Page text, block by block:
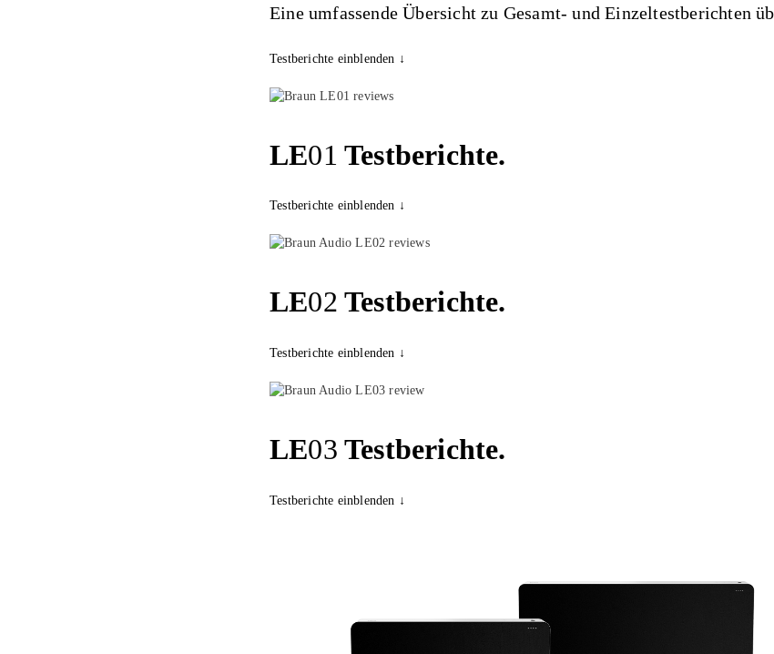
Eine umfassende Übersicht zu Gesamt- und Einzeltestberichten
Testberichte einblenden ↓
LE01 Testberichte.
Testberichte einblenden ↓
LE02 Testberichte.
Testberichte einblenden ↓
LE03 Testberichte.
Testberichte einblenden ↓